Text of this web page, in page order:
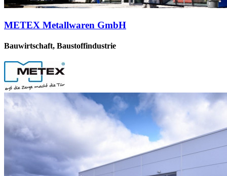
METEX Metallwaren GmbH
Bauwirtschaft, Baustoffindustrie